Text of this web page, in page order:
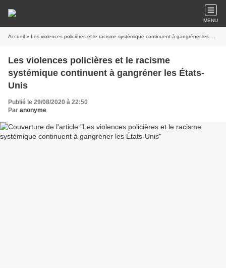
MENU
Accueil » Les violences policières et le racisme systémique continuent à gangréner les États-Unis
Les violences policières et le racisme
systémique continuent à gangréner les États-
Unis
Publié le 29/08/2020 à 22:50
Par anonyme